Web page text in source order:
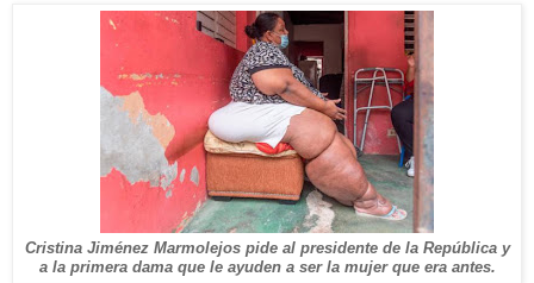
Cristina Jiménez Marmolejos pide al presidente de la República y
a la primera dama que le ayuden a ser la mujer que era antes.